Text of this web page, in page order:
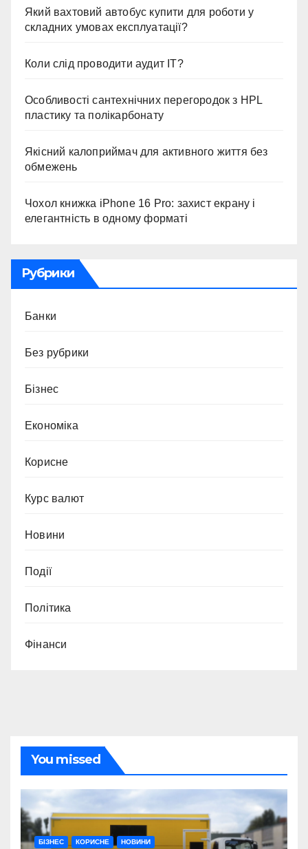
Який вахтовий автобус купити для роботи у
складних умовах експлуатації?
Коли слід проводити аудит ІТ?
Особливості сантехнічних перегородок з HPL
пластику та полікарбонату
Якісний калоприймач для активного життя без
обмежень
Чохол книжка iPhone 16 Pro: захист екрану і
елегантність в одному форматі
Рубрики
Банки
Без рубрики
Бізнес
Економіка
Корисне
Курс валют
Новини
Події
Політика
Фінанси
You missed
БІЗНЕС КОРИСНЕ НОВИНИ